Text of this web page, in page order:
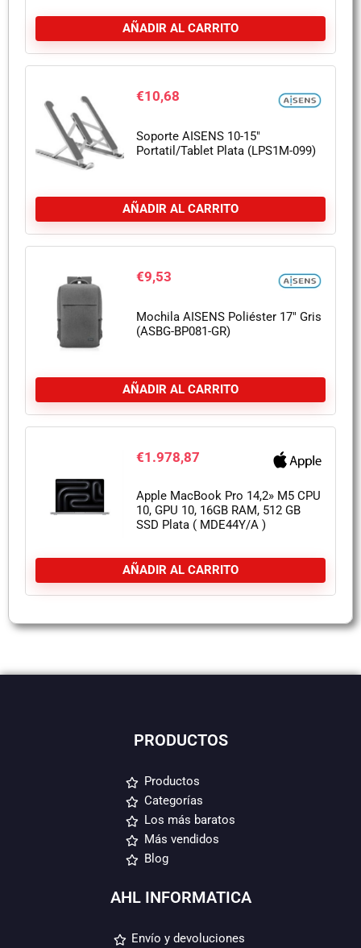
AÑADIR AL CARRITO
€10,68
Soporte AISENS 10-15″
Portatil/Tablet Plata (LPS1M-099)
AÑADIR AL CARRITO
€9,53
Mochila AISENS Poliéster 17″ Gris
(ASBG-BP081-GR)
AÑADIR AL CARRITO
€1.978,87
Apple MacBook Pro 14,2» M5 CPU
10, GPU 10, 16GB RAM, 512 GB
SSD Plata ( MDE44Y/A )
AÑADIR AL CARRITO
PRODUCTOS
Productos
Categorías
Los más baratos
Más vendidos
Blog
AHL INFORMATICA
Envío y devoluciones